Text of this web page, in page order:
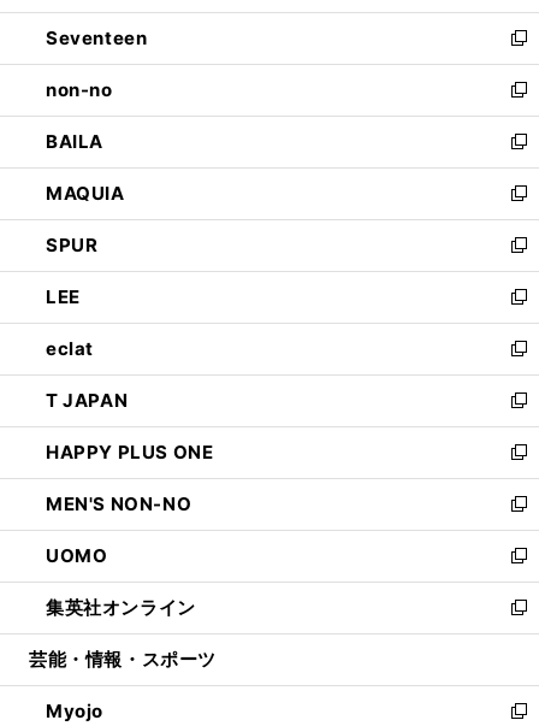
開
く
ウ
で
開
く
ン
ド
ウ
で
開
く
Seventeen
新
し
い
ウ
ィ
ン
ド
ウ
で
開
く
non-no
新
し
い
ウ
ィ
ン
ド
ウ
で
開
く
BAILA
新
し
い
ウ
ィ
ン
ド
ウ
で
開
く
MAQUIA
新
し
い
ウ
ィ
ン
ド
ウ
で
開
く
SPUR
新
し
い
ウ
ィ
ン
ド
ウ
で
開
く
LEE
新
し
い
ウ
ィ
ン
ド
ウ
で
開
く
eclat
新
し
い
ウ
ィ
ン
ド
ウ
で
開
く
T JAPAN
新
し
い
ウ
ィ
ン
ド
ウ
で
開
HAPPY PLUS ONE
新
し
い
ウ
ィ
ン
ド
ウ
開
く
MEN'S NON-NO
新
し
い
ウ
ィ
ン
ウ
で
UOMO
新
し
い
ウ
ン
ド
集英社オンライン
新
し
ウ
ィ
芸能・情報・スポーツ
Myojo
新